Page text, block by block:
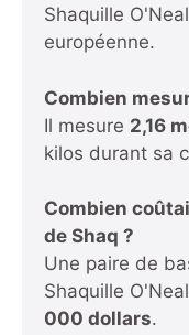
Shaquille
européenne.
Combien
Il mesure 2,16
kilos durant sa
Combien
de Shaq ?
Une paire de
Shaquille
000 dollars.